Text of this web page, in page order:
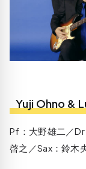
Yuji Ohno &
Pf：大野雄二／
啓之／Sax：鈴木